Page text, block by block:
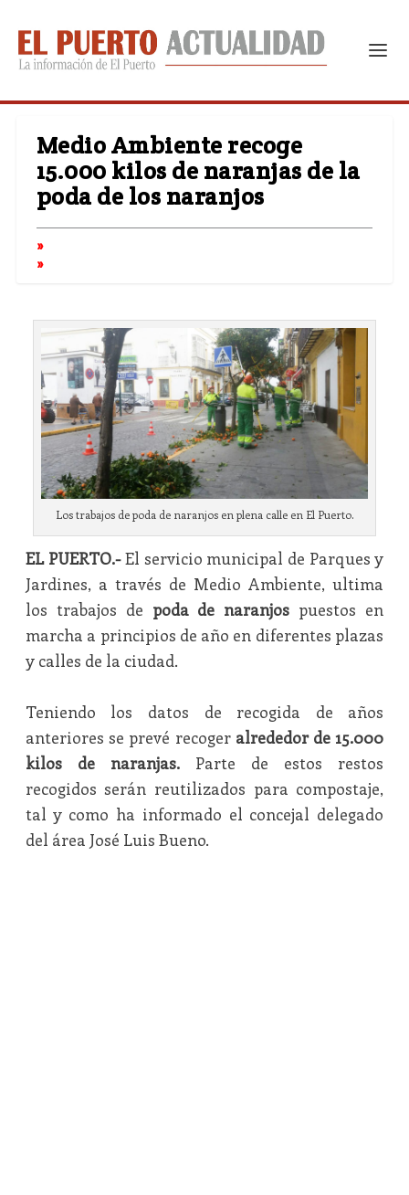
Medio Ambiente recoge
15.000 kilos de naranjas de la
poda de los naranjos
Los trabajos de poda de naranjos en plena calle en El Puerto.
EL PUERTO.-El servicio municipal de Parques y
Jardines, a través de Medio Ambiente, ultima
los trabajos de poda de naranjos puestos en
marcha a principios de año en diferentes plazas
y calles de la ciudad.
Teniendo los datos de recogida de años
anteriores se prevé recogeralrededor de 15.000
kilos de naranjas.Parte de estos restos
recogidos serán reutilizados para compostaje,
tal y como ha informado el concejal delegado
del área José Luis Bueno.